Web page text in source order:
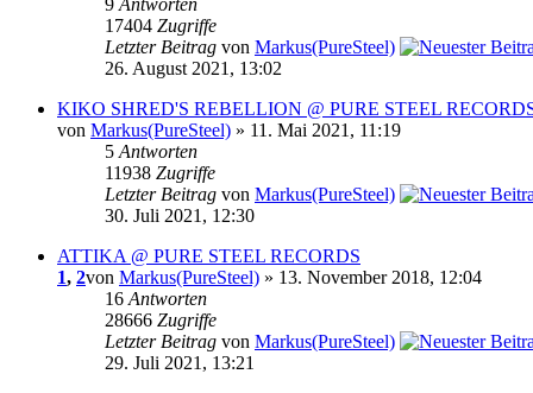
17404 Zugriffe
Letzter Beitrag von Markus(PureSteel)
26. August 2021, 13:02
KIKO SHRED'S REBELLION @ PURE STEEL
von Markus(PureSteel) » 11. Mai 2021, 11:19
5 Antworten
11938 Zugriffe
Letzter Beitrag von Markus(PureSteel)
30. Juli 2021, 12:30
ATTIKA @ PURE STEEL RECORDS
1, 2von Markus(PureSteel) » 13. November 2018, 12:04
16 Antworten
28666 Zugriffe
Letzter Beitrag von Markus(PureSteel)
29. Juli 2021, 13:21